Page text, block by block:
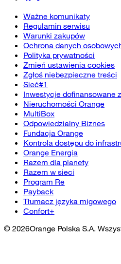
Ważne komunikaty
Regulamin serwisu
Warunki zakupów
Ochrona danych
Polityka prywatności
Zmień ustawienia cookies
Zgłoś niebezpieczne treści
Sieć#1
Inwestycje dofinansowane
Nieruchomości Orange
MultiBox
Odpowiedzialny Biznes
Fundacja Orange
Kontrola dostępu do
Orange Energia
Razem dla planety
Razem w sieci
Program Re
Payback
Tłumacz języka migowego
Confort+
© 2026Orange Polska S.A.